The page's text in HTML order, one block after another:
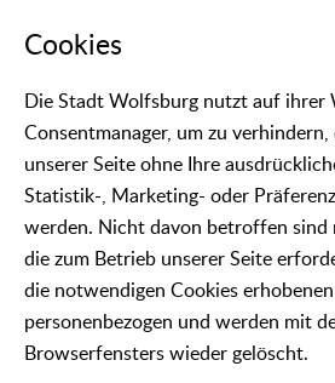
Cookies
Die Stadt Wolfsburg nutzt auf ihrer
Consentmanager, um zu verhindern,
unserer Seite ohne Ihre
Statistik-, Marketing- oder
werden. Nicht davon betroffen sind
die zum Betrieb unserer Seite
die notwendigen Cookies
personenbezogen und werden mit
Browserfensters wieder gelöscht.